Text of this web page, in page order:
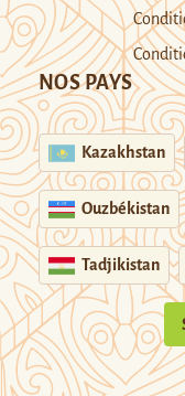
NOS PAYS
Kazakhstan
Ouzbékistan
Tadjikistan